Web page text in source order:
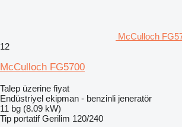
McCulloch
12
McCulloch FG5700
Talep üzerine fiyat
Endüstriyel ekipman - benzinli jeneratör
11 bg (8.09 kW)
Tip portatif Gerilim 120/240